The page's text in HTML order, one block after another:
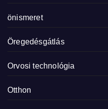
önismeret
Öregedésgátlás
Orvosi technológia
Otthon